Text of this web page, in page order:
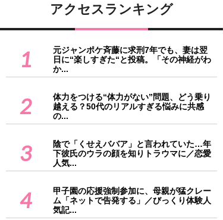
アクセスランキング
1
元ジャンポケ斉藤に求刑7年でも、妻は翌
日に“楽しすぎた“と投稿。「その神経がわ
か...
2
体力をつける“体力がない”問題、どう乗り
越える？50代のリアルすぎる悩みに共感
の...
3
陰で「くせえババア」と言われていた…年
下彼氏のウラの顔を知りトラウマに／恋愛
人気...
4
甲子園の応援強制参加に、母親が猛クレー
ム「ネットで告発する」／びっくり体験人
気記...